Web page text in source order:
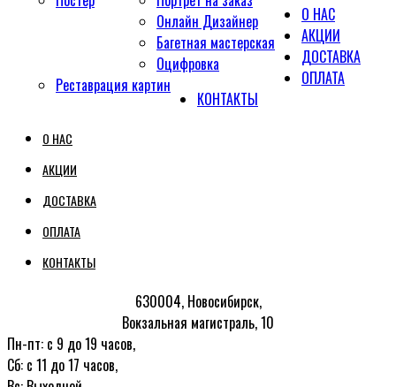
Онлайн Дизайнер
Багетная мастерская
Оцифровка
Реставрация картин
О НАС
АКЦИИ
ДОСТАВКА
ОПЛАТА
КОНТАКТЫ
О НАС
АКЦИИ
ДОСТАВКА
ОПЛАТА
КОНТАКТЫ
630004, Новосибирск,
Вокзальная магистраль, 10
Пн-пт: с 9 до 19 часов,
Сб: с 11 до 17 часов,